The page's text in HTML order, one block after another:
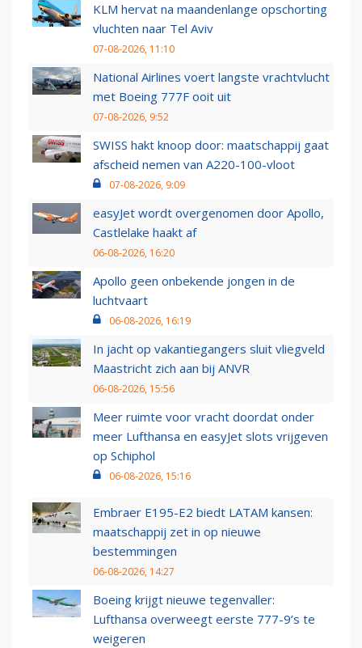
KLM hervat na maandenlange opschorting
vluchten naar Tel Aviv
07-08-2026, 11:10
National Airlines voert langste vrachtvlucht
met Boeing 777F ooit uit
07-08-2026, 9:52
SWISS hakt knoop door: maatschappij gaat
afscheid nemen van A220-100-vloot
07-08-2026, 9:09
easyJet wordt overgenomen door Apollo,
Castlelake haakt af
06-08-2026, 16:20
Apollo geen onbekende jongen in de
luchtvaart
06-08-2026, 16:19
In jacht op vakantiegangers sluit vliegveld
Maastricht zich aan bij ANVR
06-08-2026, 15:56
Meer ruimte voor vracht doordat onder
meer Lufthansa en easyJet slots vrijgeven
op Schiphol
06-08-2026, 15:16
Embraer E195-E2 biedt LATAM kansen:
maatschappij zet in op nieuwe
bestemmingen
06-08-2026, 14:27
Boeing krijgt nieuwe tegenvaller:
Lufthansa overweegt eerste 777-9’s te
weigeren